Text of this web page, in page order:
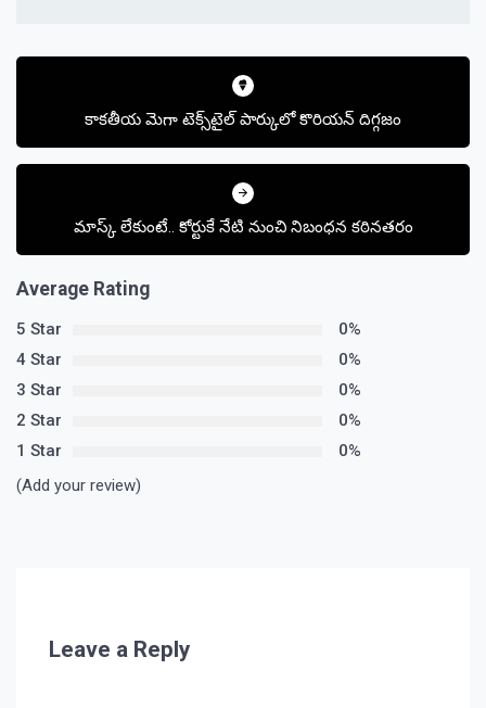
Post
కాకతీయ మెగా టెక్స్‌టైల్ పార్కులో కొరియన్ దిగ్గజం
మాస్క్‌ లేకుంటే.. కోర్టుకే నేటి నుంచి నిబంధన కఠినతరం
Average Rating
5 Star
0%
4 Star
0%
3 Star
0%
2 Star
0%
1 Star
0%
(Add your review)
Leave a Reply